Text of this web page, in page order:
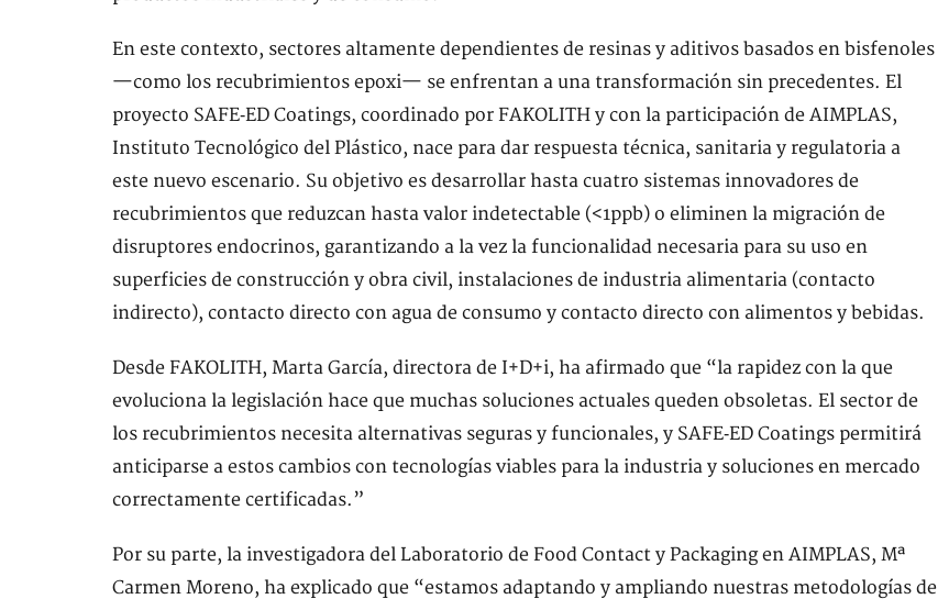
En este contexto, sectores altamente dependientes de resinas y aditivos basados en bisfenoles
—como los recubrimientos epoxi— se enfrentan a una transformación sin precedentes. El
proyecto SAFE‑ED Coatings, coordinado por FAKOLITH y con la participación de AIMPLAS,
Instituto Tecnológico del Plástico, nace para dar respuesta técnica, sanitaria y regulatoria a
este nuevo escenario. Su objetivo es desarrollar hasta cuatro sistemas innovadores de
recubrimientos que reduzcan hasta valor indetectable (<1ppb) o eliminen la migración de
disruptores endocrinos, garantizando a la vez la funcionalidad necesaria para su uso en
superficies de construcción y obra civil, instalaciones de industria alimentaria (contacto
indirecto), contacto directo con agua de consumo y contacto directo con alimentos y bebidas.
Desde FAKOLITH, Marta García, directora de I+D+i, ha afirmado que “la rapidez con la que
evoluciona la legislación hace que muchas soluciones actuales queden obsoletas. El sector de
los recubrimientos necesita alternativas seguras y funcionales, y SAFE‑ED Coatings permitirá
anticiparse a estos cambios con tecnologías viables para la industria y soluciones en mercado
correctamente certificadas.”
Por su parte, la investigadora del Laboratorio de Food Contact y Packaging en AIMPLAS, Mª
Carmen Moreno, ha explicado que “estamos adaptando y ampliando nuestras metodologías de